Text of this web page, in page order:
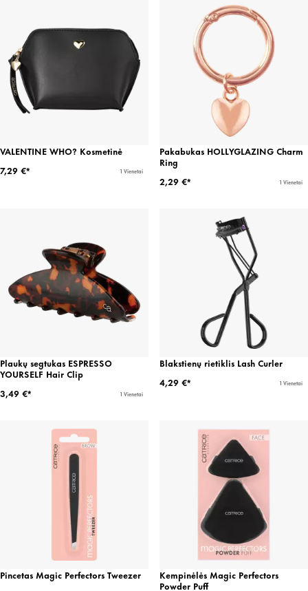
VALENTINE WHO? Kosmetinė
7,29 €*
1 Vienetai
Pakabukas HOLLYGLAZING Charm
Ring
2,29 €*
1 Vienetai
Plaukų segtukas ESPRESSO
YOURSELF Hair Clip
3,49 €*
1 Vienetai
Blakstienų rietiklis Lash Curler
4,29 €*
1 Vienetai
Pincetas Magic Perfectors Tweezer
Kempinėlės Magic Perfectors
Powder Puff